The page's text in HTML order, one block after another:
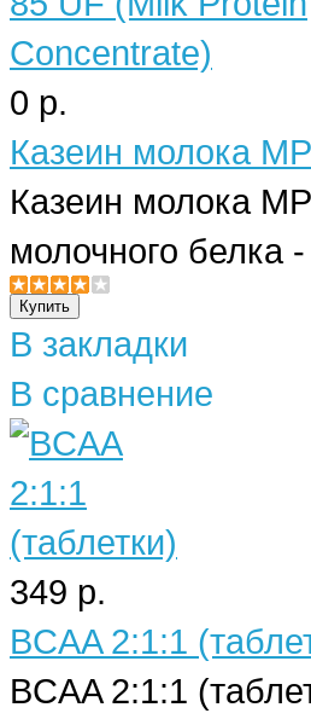
0 р.
Казеин молока
Казеин молока
молочного белка
В закладки
В сравнение
349 р.
BCAA 2:1:1
BCAA 2:1:1